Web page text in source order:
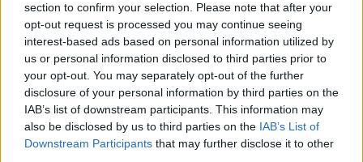
section to confirm your selection. Please note that after your
opt-out request is processed you may continue seeing
interest-based ads based on personal information utilized by
us or personal information disclosed to third parties prior to
your opt-out. You may separately opt-out of the further
disclosure of your personal information by third parties on the
IAB’s list of downstream participants. This information may
also be disclosed by us to third parties on the IAB’s List of
Downstream Participants that may further disclose it to other
Liebe(r) Forum-Leser/in,
wenn Du in diesem Forum aktiv an den
Gesprächen teilnehmen oder eigene Themen
starten möchtest, musst Du Dich bitte zunächst
im Spiel einloggen. Falls Du noch keinen
Spielaccount besitzt, bitte registriere Dich neu.
Wir freuen uns auf Deinen nächsten Besuch in
„Zum Spiel“